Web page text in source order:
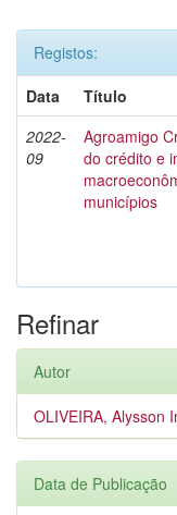
Registos:
Data
Título
2022-
09
Agroamigo
do crédito e
municípios
Refinar
Autor
OLIVEIRA, Alysson
Data de Publicação